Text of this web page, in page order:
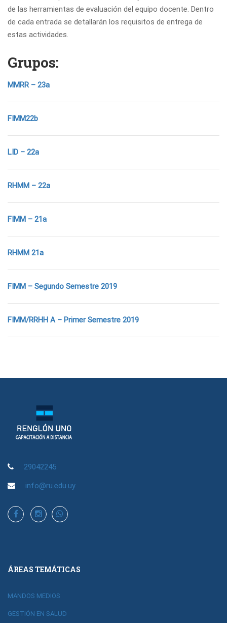
de las herramientas de evaluación del equipo docente. Dentro
de cada entrada se detallarán los requisitos de entrega de
estas actividades.
Grupos:
MMRR – 23a
FIMM22b
LID – 22a
RHMM – 22a
FIMM – 21a
RHMM 21a
FIMM – Segundo Semestre 2019
FIMM/RRHH A – Primer Semestre 2019
29042245
info@ru.edu.uy
ÁREAS TEMÁTICAS
MANDOS MEDIOS
GESTIÓN EN SALUD